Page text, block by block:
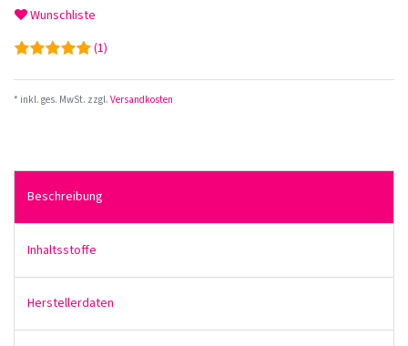
Wunschliste
(1)
* inkl. ges. MwSt. zzgl. Versandkosten
Beschreibung
Inhaltsstoffe
Herstellerdaten